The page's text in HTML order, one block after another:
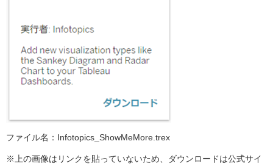
ファイル名：Infotopics_ShowMeMore.trex
※上の画像はリンクを貼っていないため、ダウンロードは公式サイ